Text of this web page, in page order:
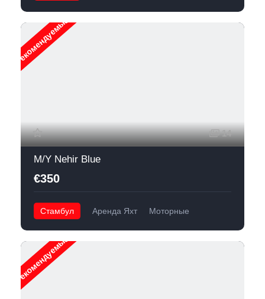
Рекомендуемые
14
M/Y Nehir Blue
€350
Стамбул Аренда Яхт Моторные
Рекомендуемые